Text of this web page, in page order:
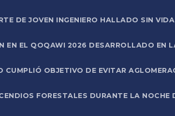
DE JOVEN INGENIERO HALLADO SIN
EN EL QOQAWI 2026 DESARROLLADO EN
OBJETIVO DE EVITAR
FORESTALES DURANTE LA NOCHE